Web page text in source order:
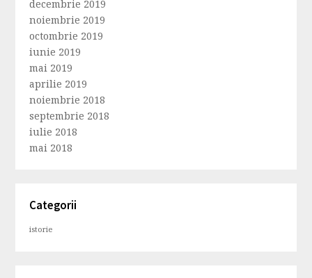
decembrie 2019
noiembrie 2019
octombrie 2019
iunie 2019
mai 2019
aprilie 2019
noiembrie 2018
septembrie 2018
iulie 2018
mai 2018
Categorii
istorie